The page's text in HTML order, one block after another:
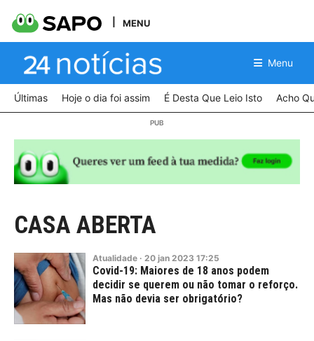
MENU
Menu
Últimas Hoje o dia foi assim É Desta Que Leio Isto Acho
CASA ABERTA
Atualidade · 20 jan 2023 17:25
Covid-19: Maiores de 18 anos podem
decidir se querem ou não tomar o reforço.
Mas não devia ser obrigatório?